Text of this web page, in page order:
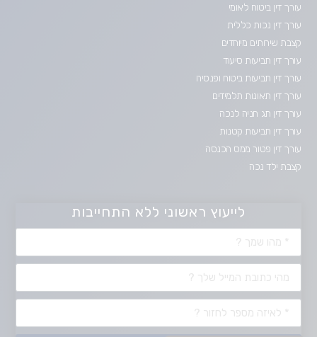
עורך דין ביטוח לאומי
עורך דין נכות כללית
קצבת שירותים מיוחדים
עורך דין תביעות סיעוד
עורך דין תביעות ביטוח ופנסיה
עורך דין תאונות תלמידים
עורך דין תג חניה לנכה
עורך דין תביעות קטנות
עורך דין פטור ממס הכנסה
קצבת ילד נכה
לייעוץ ראשוני ללא התחייבות